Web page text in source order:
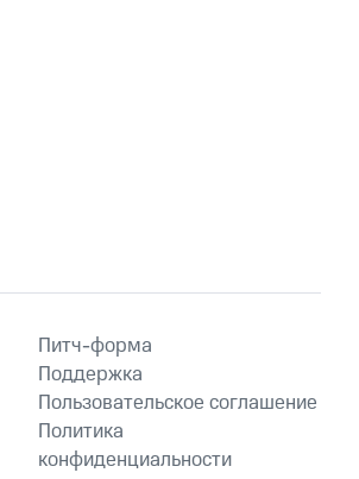
Питч-форма
Поддержка
Пользовательское соглашение
Политика
конфиденциальности